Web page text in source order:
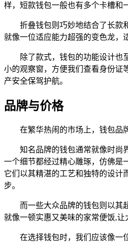
样，短款钱包一般也有多个卡槽和
折叠钱包则巧妙地结合了长款
就像一位适应能力超强的变色龙，
除了款式，钱包的功能设计也
小的观察窗，方便我们查看身份证
产安全保驾护航。
品牌与价格
在繁华热闹的市场上，钱包品
知名品牌的钱包通常就像时尚
一个细节都经过精心雕琢，仿佛是
它们以其精湛的工艺和独特的设计
步。
而一些大众品牌的钱包则以其
就像一顿实惠又美味的家常便饭,让
在选择钱包时，我们应该像一